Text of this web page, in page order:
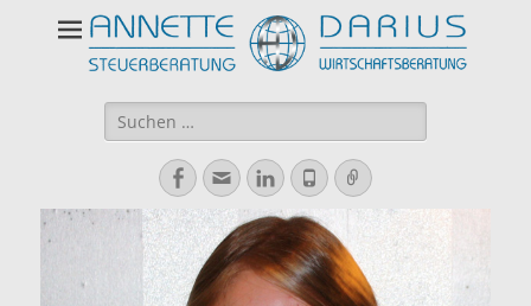
Suchen
nach:
Facebook
E-
Mail
LinkedIn
TelefonVerknüpfung